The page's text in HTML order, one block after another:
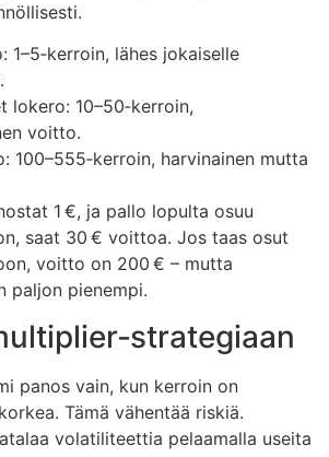
1–5‑kerroin, lähes jokaiselle
lokero: 10–50‑kerroin,
voitto.
100–555‑kerroin, harvinainen mutta
1 €, ja pallo lopulta osuu
saat 30 € voittoa. Jos taas osut
voitto on 200 € – mutta
paljon pienempi.
panos vain, kun kerroin on
Tämä vähentää riskiä.
volatiliteettia pelaamalla useita